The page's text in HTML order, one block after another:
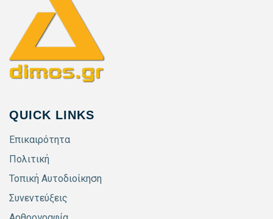
QUICK LINKS
Επικαιρότητα
Πολιτική
Τοπική Αυτοδιοίκηση
Συνεντεύξεις